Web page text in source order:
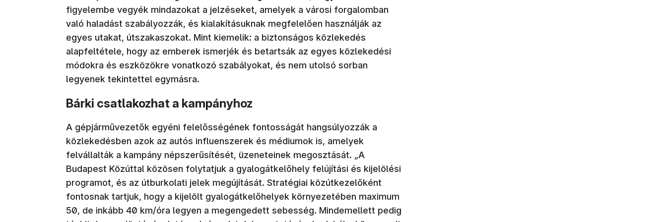
figyelembe vegyék mindazokat a jelzéseket, amelyek a városi forgalomban
való haladást szabályozzák, és kialakításuknak megfelelően használják az
egyes utakat, útszakaszokat. Mint kiemelik: a biztonságos közlekedés
alapfeltétele, hogy az emberek ismerjék és betartsák az egyes közlekedési
módokra és eszközökre vonatkozó szabályokat, és nem utolsó sorban
legyenek tekintettel egymásra.
Bárki csatlakozhat a kampányhoz
A gépjárművezetők egyéni felelősségének fontosságát hangsúlyozzák a
közlekedésben azok az autós influenszerek és médiumok is, amelyek
felvállalták a kampány népszerűsítését, üzeneteinek megosztását. „A
Budapest Közúttal közösen folytatjuk a gyalogátkelőhely felújítási és kijelölési
programot, és az útburkolati jelek megújítását. Stratégiai közútkezelőként
fontosnak tartjuk, hogy a kijelölt gyalogátkelőhelyek környezetében maximum
50, de inkább 40 km/óra legyen a megengedett sebesség. Mindemellett pedig